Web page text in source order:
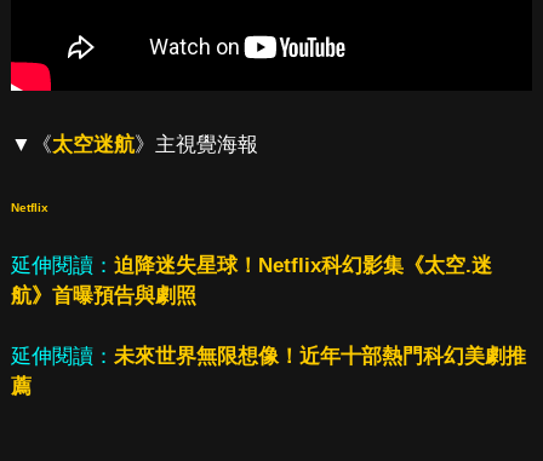
▼《太空迷航》主視覺海報
Netflix
延伸閱讀： 迫降迷失星球！Netflix科幻影集《太空.迷
航》首曝預告與劇照
延伸閱讀： 未來世界無限想像！近年十部熱門科幻美劇推
薦